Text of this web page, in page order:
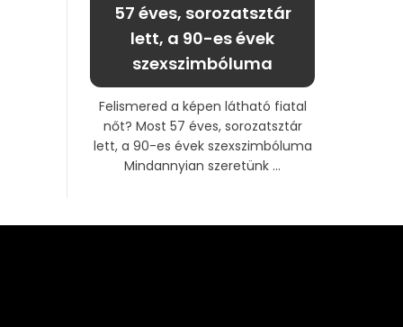
57 éves, sorozatsztár
lett, a 90-es évek
szexszimbóluma
Felismered a képen látható fiatal
nőt? Most 57 éves, sorozatsztár
lett, a 90-es évek szexszimbóluma
Mindannyian szeretünk ...